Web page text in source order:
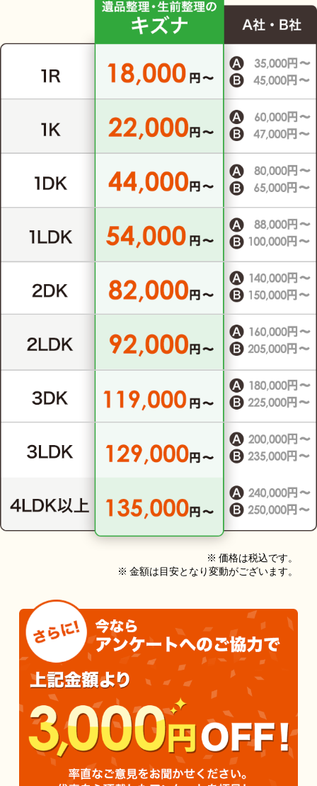
※ 価格は税込です。
※ 金額は目安となり変動がございます。